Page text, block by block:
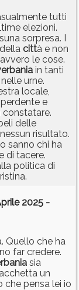
tutti
elezioni.
sorpresa. I
città e non
le cose.
in tanti
urne.
locale,
e
delle
risultato.
sanno chi ha
di tacere.
politica di
2025 -
Quello che ha
far credere.
sia
un
che pensa lei io